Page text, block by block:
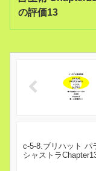
の評価13
c-5-8.ブリハット パ
シャストラ